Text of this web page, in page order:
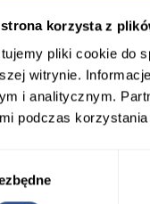
korzysta z
pliki cookie do
witrynie.
i analitycznym.
podczas korzystania
i kompostownik.
mieszkańcom wiele
trawnik lub posadzić